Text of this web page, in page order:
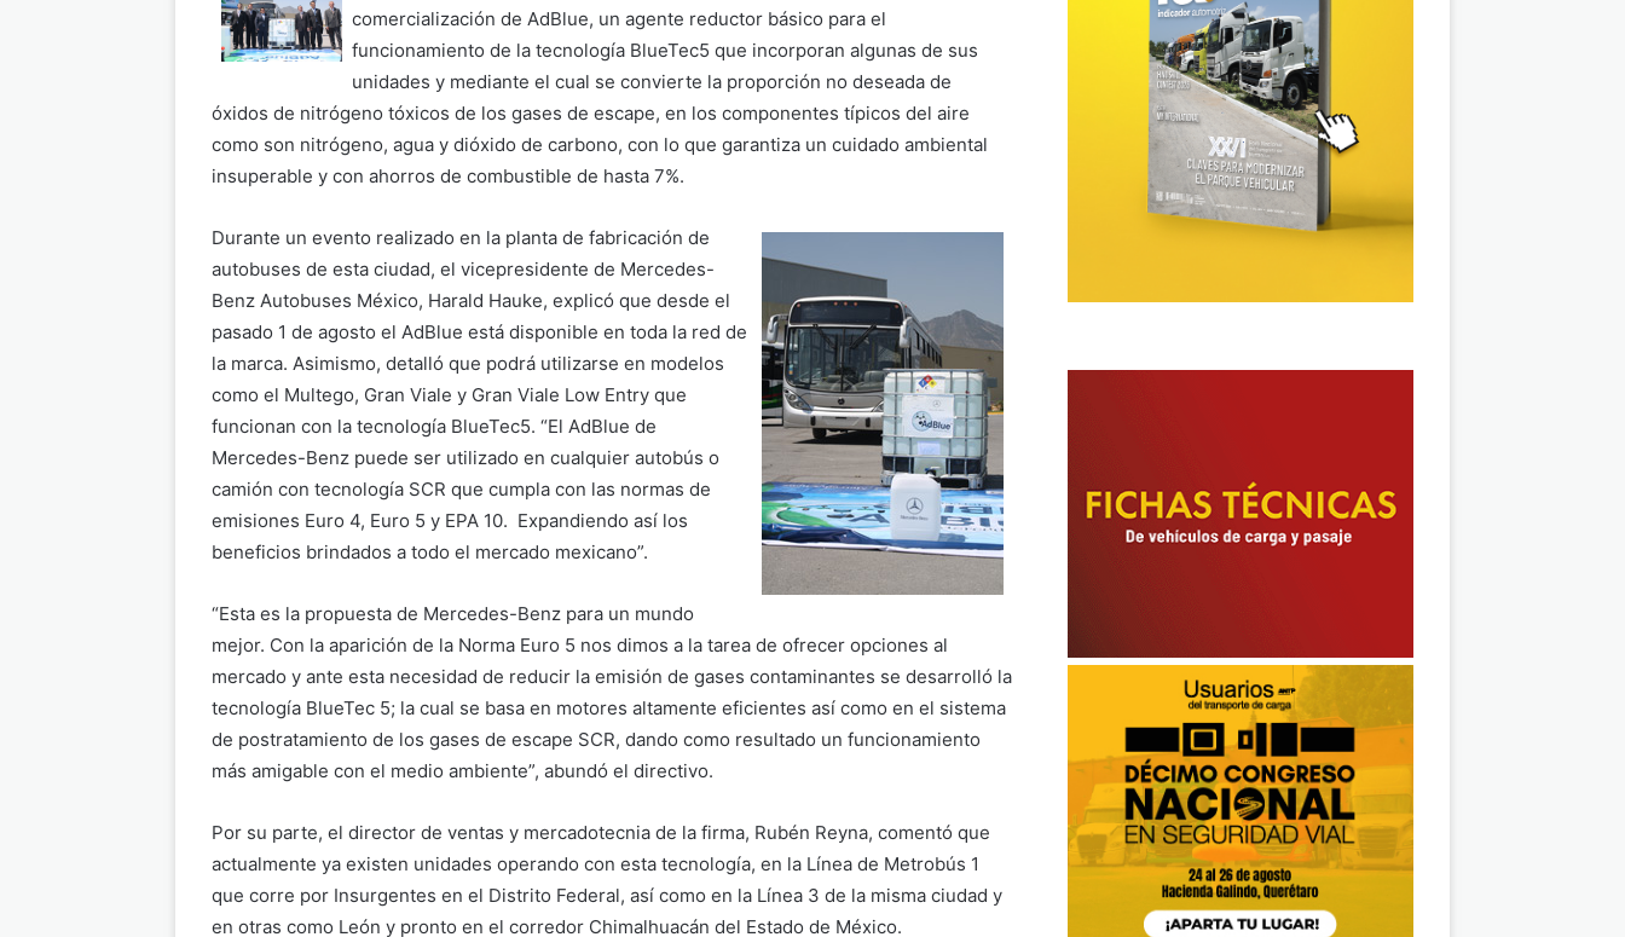
comercialización de AdBlue, un agente reductor básico para el
funcionamiento de la tecnología BlueTec5 que incorporan algunas de sus
unidades y mediante el cual se convierte la proporción no deseada de
óxidos de nitrógeno tóxicos de los gases de escape, en los componentes típicos del aire
como son nitrógeno, agua y dióxido de carbono, con lo que garantiza un cuidado ambiental
insuperable y con ahorros de combustible de hasta 7%.
Durante un evento realizado en la planta de fabricación de
autobuses de esta ciudad, el vicepresidente de Mercedes-
Benz Autobuses México, Harald Hauke, explicó que desde el
pasado 1 de agosto el AdBlue está disponible en toda la red de
la marca. Asimismo, detalló que podrá utilizarse en modelos
como el Multego, Gran Viale y Gran Viale Low Entry que
funcionan con la tecnología BlueTec5. “El AdBlue de
Mercedes-Benz puede ser utilizado en cualquier autobús o
camión con tecnología SCR que cumpla con las normas de
emisiones Euro 4, Euro 5 y EPA 10. Expandiendo así los
beneficios brindados a todo el mercado mexicano”.
“Esta es la propuesta de Mercedes-Benz para un mundo
mejor. Con la aparición de la Norma Euro 5 nos dimos a la tarea de ofrecer opciones al
mercado y ante esta necesidad de reducir la emisión de gases contaminantes se desarrolló la
tecnología BlueTec 5; la cual se basa en motores altamente eficientes así como en el sistema
de postratamiento de los gases de escape SCR, dando como resultado un funcionamiento
más amigable con el medio ambiente”, abundó el directivo.
Por su parte, el director de ventas y mercadotecnia de la firma, Rubén Reyna, comentó que
actualmente ya existen unidades operando con esta tecnología, en la Línea de Metrobús 1
que corre por Insurgentes en el Distrito Federal, así como en la Línea 3 de la misma ciudad y
en otras como León y pronto en el corredor Chimalhuacán del Estado de México.